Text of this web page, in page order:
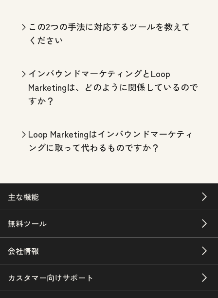
この2つの手法に対応するツールを教えて
ください
インバウンドマーケティングとLoop
Marketingは、どのように関係しているので
すか？
Loop Marketingはインバウンドマーケティ
ングに取って代わるものですか？
主な機能
無料ツール
会社情報
カスタマー向けサポート